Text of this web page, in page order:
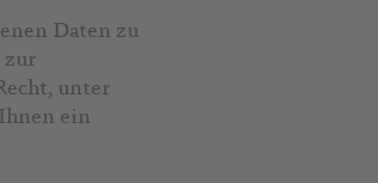
Daten zu
zur
unter
ein